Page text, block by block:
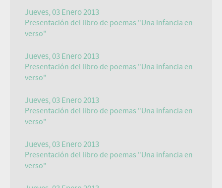
Jueves, 03 Enero 2013
Presentación del libro de poemas "Una infancia en
verso"
Jueves, 03 Enero 2013
Presentación del libro de poemas "Una infancia en
verso"
Jueves, 03 Enero 2013
Presentación del libro de poemas "Una infancia en
verso"
Jueves, 03 Enero 2013
Presentación del libro de poemas "Una infancia en
verso"